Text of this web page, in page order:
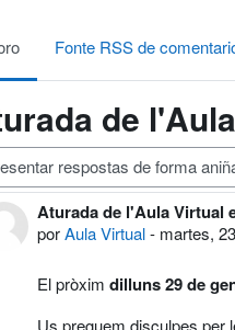
Fonte RSS de
de
de presentación
Aturada de l'Aula Virtual
porAula Virtual- martes,
Número de respostas: 0
El pròxim dilluns 29 de
Us preguem disculpes per